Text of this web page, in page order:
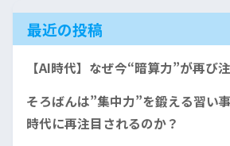
最近の投稿
【AI時代】なぜ今“暗算力”が再び
そろばんは”集中力”を鍛える習い
時代に再注目されるのか？